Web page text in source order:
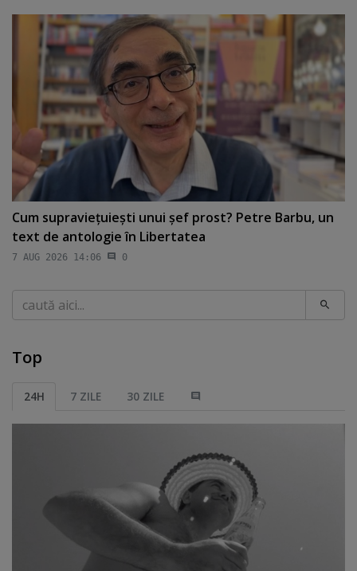
Cum supravieţuieşti unui şef prost? Petre Barbu, un
text de antologie în Libertatea
7 AUG 2026 14:06 0
Caută
Top
24H 7 ZILE 30 ZILE